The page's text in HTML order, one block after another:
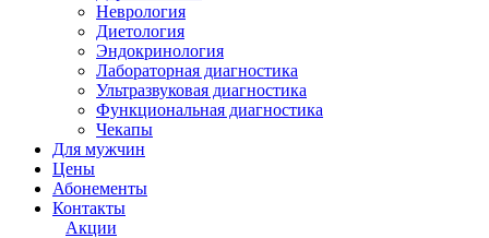
Неврология
Диетология
Эндокринология
Лабораторная диагностика
Ультразвуковая диагностика
Функциональная диагностика
Чекапы
Для мужчин
Цены
Абонементы
Контакты
Акции